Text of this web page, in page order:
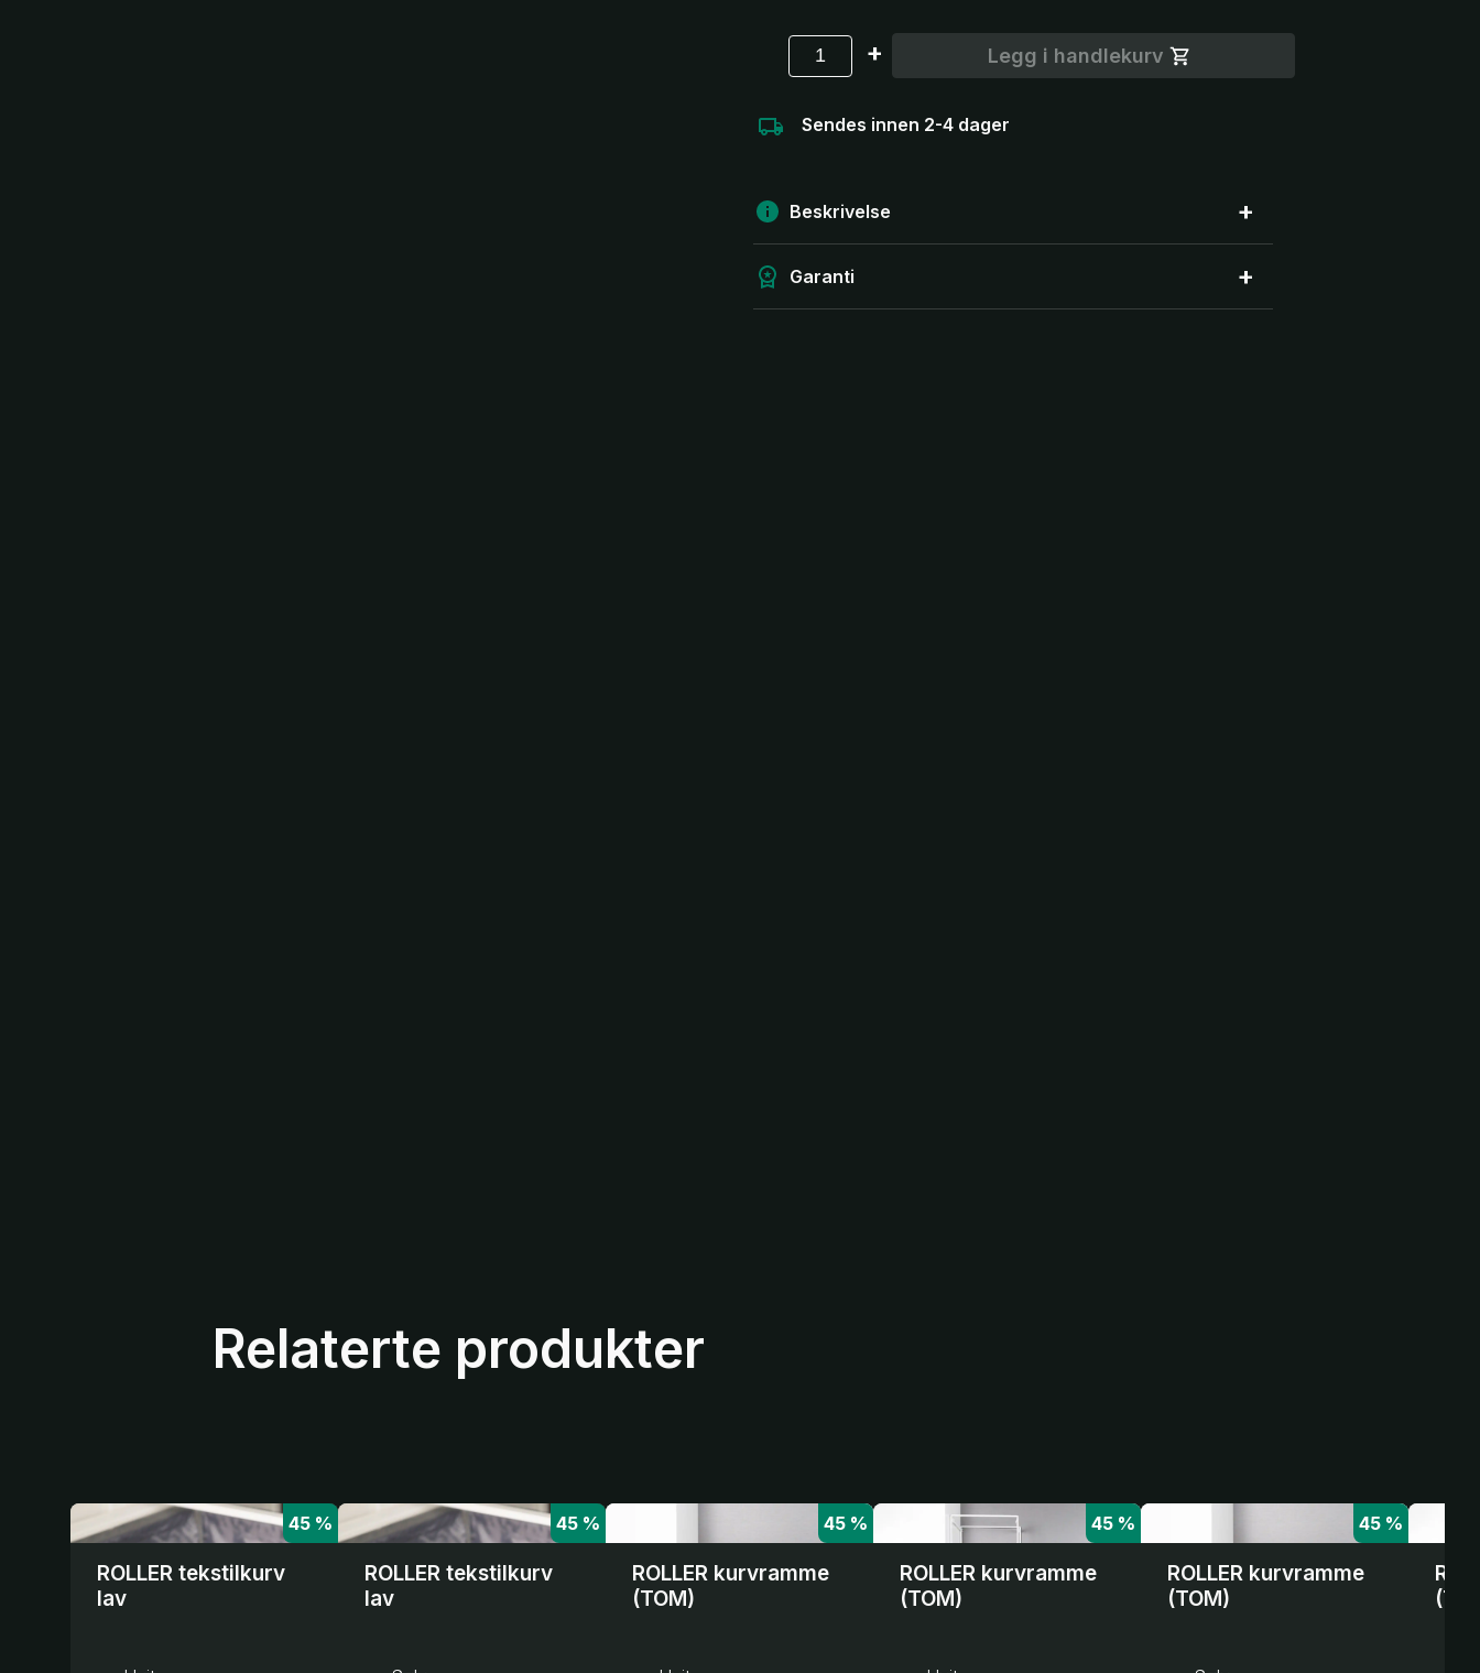
+ Legg i handlekurv
Sendes innen 2-4 dager
Beskrivelse
Garanti
Relaterte produkter
45 %
ROLLER tekstilkurv
lav
45 %
ROLLER tekstilkurv
lav
45 %
ROLLER kurvramme
(TOM)
45 %
ROLLER kurvramme
(TOM)
45 %
ROLLER kurvramme
(TOM)